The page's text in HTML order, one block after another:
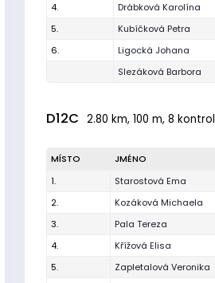
4.
Drábková Karolína
5.
Kubíčková Petra
6.
Ligocká Johana
Slezáková Barbora
D12C 2.80 km, 100 m, 8 kontrol
MÍSTO JMÉNO
1.
Starostová Ema
2.
Kozáková Michaela
3.
Pala Tereza
4.
Křížová Elisa
5.
Zapletalová Veronika